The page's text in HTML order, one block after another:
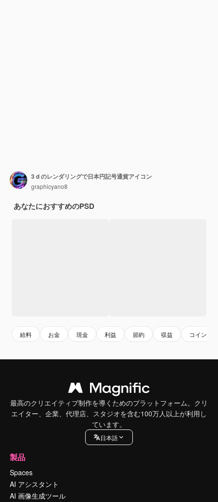
3 d のレンダリングで日本円記号通貨アイコン
graphicyano8
あなたにおすすめのPSD
給料 お金 現金 利益 節約 収益 コイン
最高のクリエイティブ制作を導くためのプラットフォーム。クリ
エイター、企業、代理店、スタジオを含む100万人以上が利用し
ています。
日本語
製品
Spaces
AI アシスタント
AI 画像生成ツール